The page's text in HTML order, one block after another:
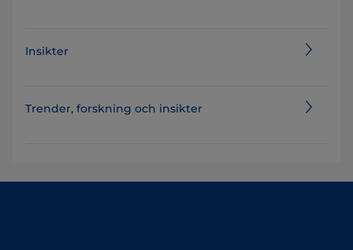
Insikter
Trender, forskning och insikter